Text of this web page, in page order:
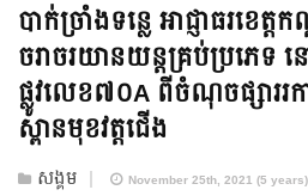
បាក់ច្រាំង​ទន្លេ អាជ្ញាធរ​ខេ
ចរាចរ​យានយន្ត​គ្រប់ប្រភេ
ផ្លូវលេខ៧០A ពីចំណុចផ្សារ​
ស្ពាន​មុខវត្តជើង
សង្គម November 25th, 2021 (5 years)